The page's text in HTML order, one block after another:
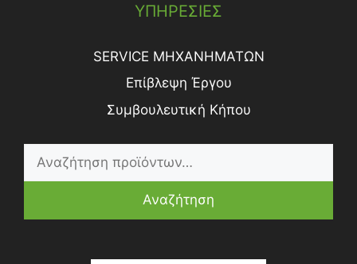
ΥΠΗΡΕΣΙΕΣ
SERVICE ΜΗΧΑΝΗΜΑΤΩΝ
Επίβλεψη Έργου
Συμβουλευτική Κήπου
Αναζήτηση